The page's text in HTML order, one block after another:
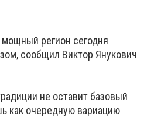
регион сегодня
сообщил Виктор Янукович
не оставит базовый
как очередную вариацию